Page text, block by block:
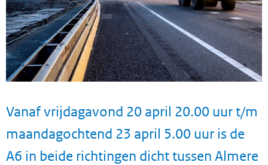
Vanaf vrijdagavond 20 april 20.00 uur t/m
maandagochtend 23 april 5.00 uur is de
A6 in beide richtingen dicht tussen Almere